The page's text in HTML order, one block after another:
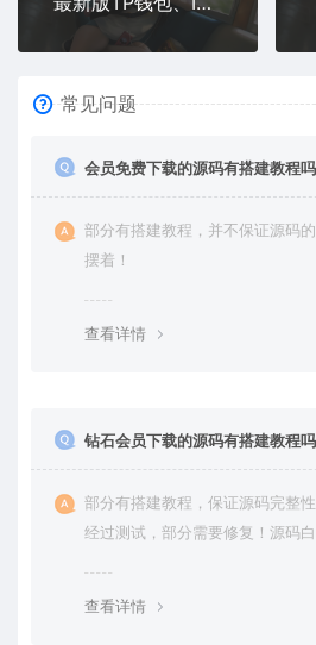
常见问题
会员免费下载的源码有搭建教程吗
部分有搭建教程，并不保证源码
摆着！
查看详情
钻石会员下载的源码有搭建教程吗
部分有搭建教程，保证源码完整
经过测试，部分需要修复！源码
查看详情